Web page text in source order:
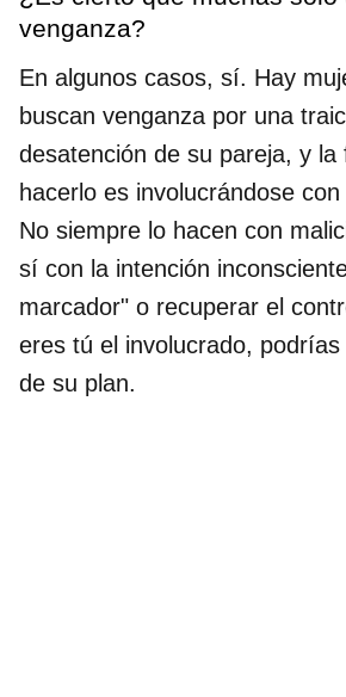
venganza?
En algunos casos, sí. Hay
buscan venganza por una
desatención de su pareja, y la
hacerlo es involucrándose
No siempre lo hacen con
sí con la intención
marcador" o recuperar el
eres tú el involucrado,
de su plan.